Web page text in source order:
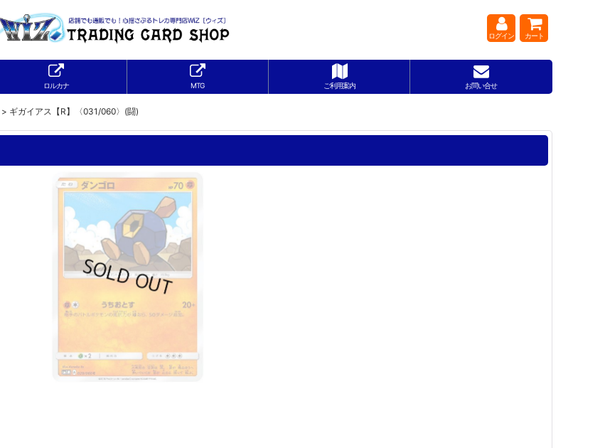
ログイン カート
ロルカナ MTG ご利用案内 お問い合せ
> ギガイアス【R】〈031/060〉(闘)